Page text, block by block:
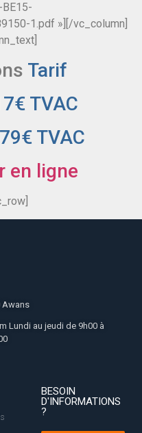
1.pdf »][/vc_column]
Tarif
TVAC
TVAC
en ligne
Awans
Lundi au jeudi de 9h00 à
BESOIN
D'INFORMATIONS
?